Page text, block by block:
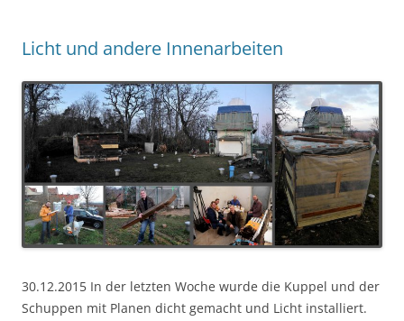
Licht und andere Innenarbeiten
30.12.2015 In der letzten Woche wurde die Kuppel und der
Schuppen mit Planen dicht gemacht und Licht installiert.